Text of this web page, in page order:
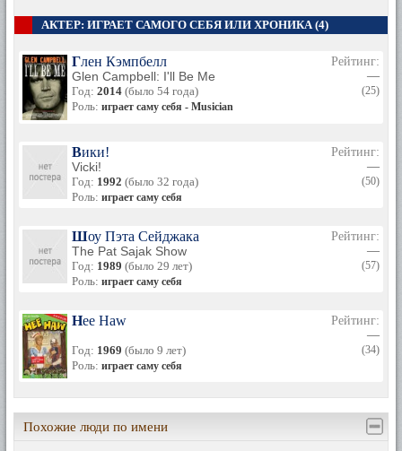
В 2002 году выходит альбом «The Innocent Years», который,
В 2008 году Кэти выпускает «Coal». Альбому не суждено
было получить высокие оценки критиков.
Хотя ее последний альбом не имел оглушительного успеха,
выступает. У него очень много поклонников и фанатов.
Недавно она выпустила «Definitive Collection album»
АКТЕР: ИГРАЕТ САМОГО СЕБЯ ИЛИ ХРОНИКА (4)
Глен Кэмпбелл
Glen Campbell: I'll Be Me
Год: 2014 (было 54 года)
Роль: играет саму себя - Musician
Рейтинг:
—
(25)
Вики!
Vicki!
Год: 1992 (было 32 года)
Роль: играет саму себя
Рейтинг:
—
(50)
Шоу Пэта Сейджака
The Pat Sajak Show
Год: 1989 (было 29 лет)
Роль: играет саму себя
Рейтинг:
—
(57)
Hee Haw
Год: 1969 (было 9 лет)
Роль: играет саму себя
Рейтинг:
—
(34)
Похожие люди по имени